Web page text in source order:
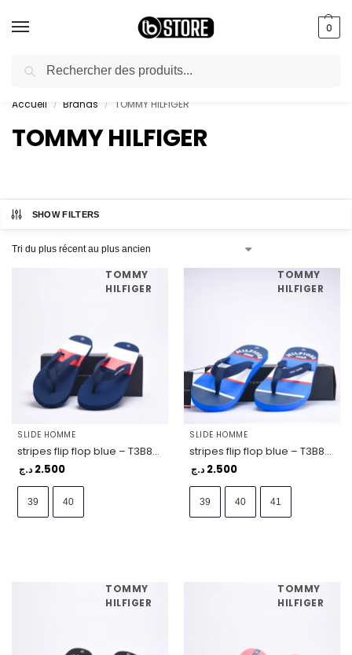
0
livraison gratuite au bureau dès 10000 DA avec paiement en ligne
Accueil / Brands / TOMMY HILFIGER
TOMMY HILFIGER
SHOW FILTERS
TOMMY
HILFIGER
SLIDE HOMME
stripes flip flop blue – T3B8-33446-0058800
2.500 د.ج
39 40
TOMMY
HILFIGER
SLIDE HOMME
stripes flip flop blue – T3B8-33447-0058800
2.500 د.ج
39 40 41
TOMMY
HILFIGER
TOMMY
HILFIGER